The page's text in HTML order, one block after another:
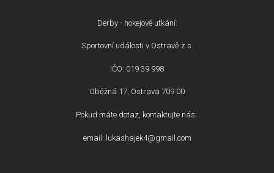
Derby - hokejové utkání:
Sportovní události v Ostravě z.s.
IČO: 019 39 998
Oběžná 17, Ostrava 709 00
Pokud máte dotaz, kontaktujte nás:
email: lukashajek4@gmail.com